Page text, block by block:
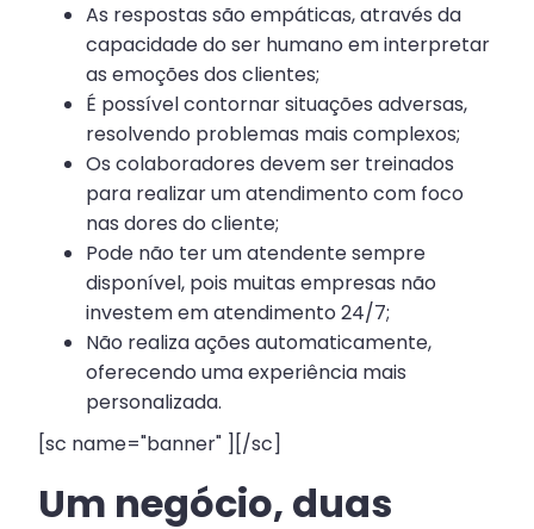
As respostas são empáticas, através da
capacidade do ser humano em interpretar
as emoções dos clientes;
É possível contornar situações adversas,
resolvendo problemas mais complexos;
Os colaboradores devem ser treinados
para realizar um atendimento com foco
nas dores do cliente;
Pode não ter um atendente sempre
disponível, pois muitas empresas não
investem em atendimento 24/7;
Não realiza ações automaticamente,
oferecendo uma experiência mais
personalizada.
[sc name="banner" ][/sc]
Um negócio, duas